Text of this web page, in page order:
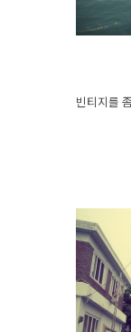
빈티지를